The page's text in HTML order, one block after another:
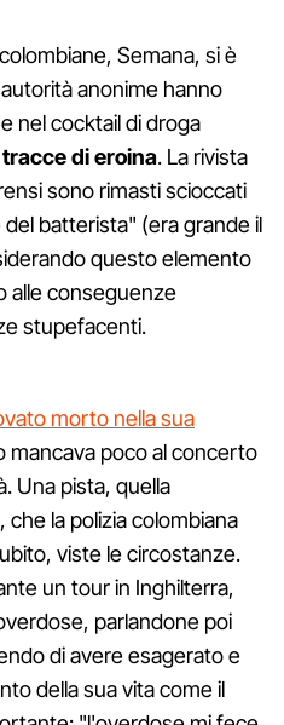
Semana, si è
anonime hanno
nel cocktail di droga
di eroina. La rivista
sono rimasti scioccati
batterista" (era grande il
questo elemento
alle conseguenze
stupefacenti.
morto nella sua
mancava poco al concerto
Una pista, quella
la polizia colombiana
viste le circostanze.
un tour in Inghilterra,
parlandone poi
di avere esagerato e
della sua vita come il